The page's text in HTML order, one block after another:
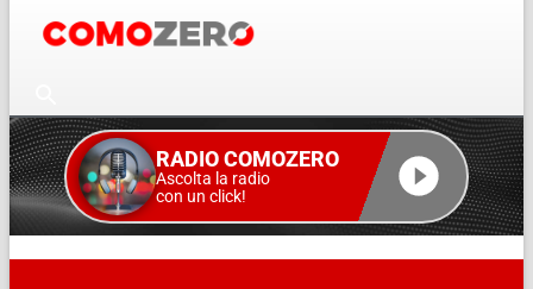
RADIO COMOZERO
Ascolta la radio
con un click!